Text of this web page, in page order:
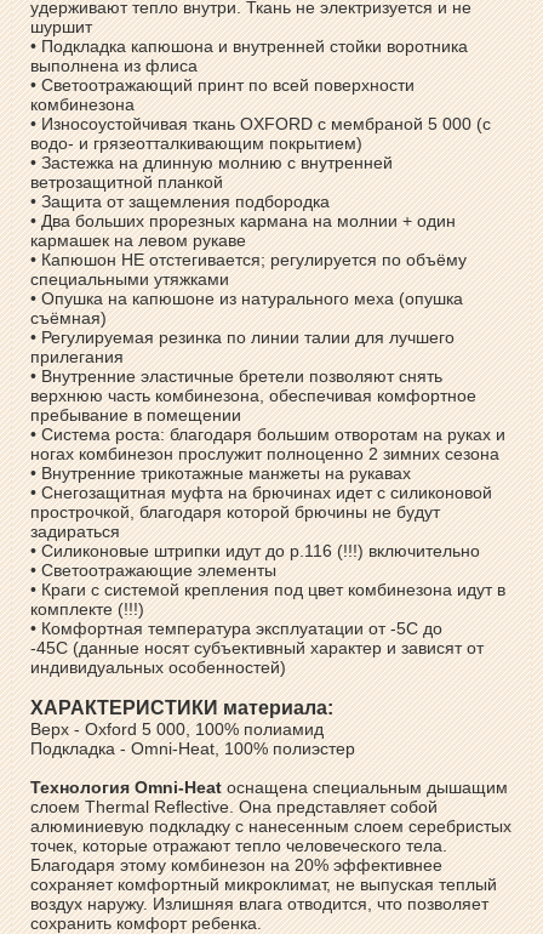
удерживают тепло внутри. Ткань не электризуется и не
шуршит
• Подкладка капюшона и внутренней стойки воротника
выполнена из флиса
• Светоотражающий принт по всей поверхности
комбинезона
• Износоустойчивая ткань OXFORD с мембраной 5 000 (с
водо- и грязеотталкивающим покрытием)
• Застежка на длинную молнию с внутренней
ветрозащитной планкой
• Защита от защемления подбородка
• Два больших прорезных кармана на молнии + один
кармашек на левом рукаве
• Капюшон НЕ отстегивается; регулируется по объёму
специальными утяжками
• Опушка на капюшоне из натурального меха (опушка
съёмная)
• Регулируемая резинка по линии талии для лучшего
прилегания
• Внутренние эластичные бретели позволяют снять
верхнюю часть комбинезона, обеспечивая комфортное
пребывание в помещении
• Система роста: благодаря большим отворотам на руках и
ногах комбинезон прослужит полноценно 2 зимних сезона
• Внутренние трикотажные манжеты на рукавах
• Снегозащитная муфта на брючинах идет с силиконовой
прострочкой, благодаря которой брючины не будут
задираться
• Силиконовые штрипки идут до р.116 (!!!) включительно
• Светоотражающие элементы
• Краги с системой крепления под цвет комбинезона идут в
комплекте (!!!)
• Комфортная температура эксплуатации от -5С до
-45С (данные носят субъективный характер и зависят от
индивидуальных особенностей)
ХАРАКТЕРИСТИКИ материала:
Верх - Oxford 5 000, 100% полиамид
Подкладка - Omni-Heat, 100% полиэстер
Технология Omni-Heatоснащена специальным дышащим
слоем Thermal Reflective. Она представляет собой
алюминиевую подкладку с нанесенным слоем серебристых
точек, которые отражают тепло человеческого тела.
Благодаря этому комбинезон на 20% эффективнее
сохраняет комфортный микроклимат, не выпуская теплый
воздух наружу. Излишняя влага отводится, что позволяет
сохранить комфорт ребенка.